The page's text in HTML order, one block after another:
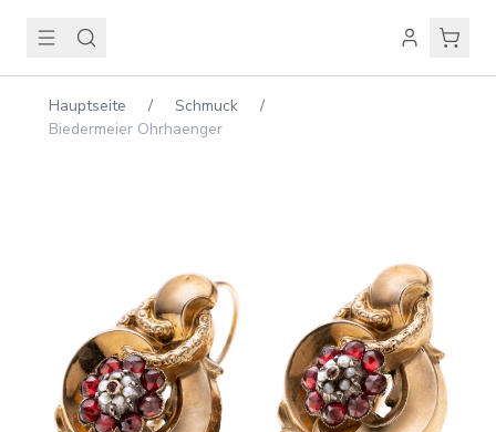
Hauptseite / Schmuck
/
Biedermeier Ohrhaenger